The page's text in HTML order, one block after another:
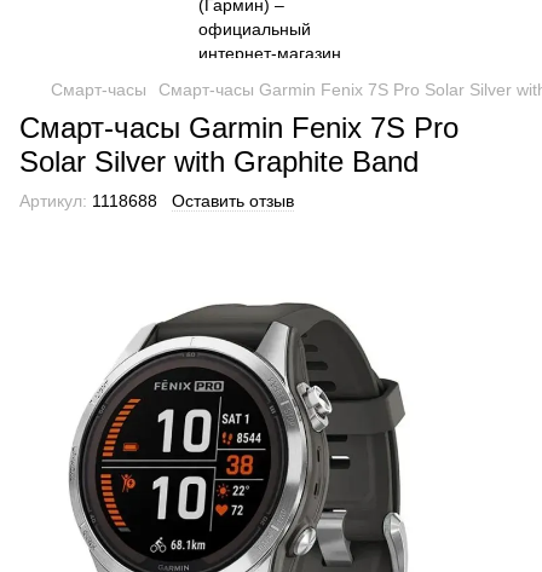
Смарт-часы Смарт-часы Garmin Fenix 7S Pro Solar Silver
Смарт-часы Garmin Fenix 7S Pro
Solar Silver with Graphite Band
Артикул: 1118688 Оставить отзыв